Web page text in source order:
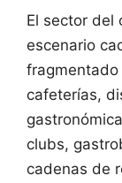
El sector del
escenario
fragmentado
cafeterías,
clubs,
cadenas de